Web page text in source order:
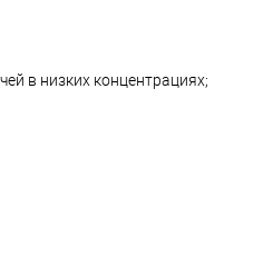
в низких концентрациях;